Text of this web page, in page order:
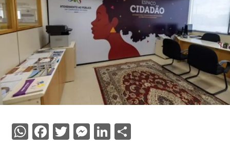
WhatsApp
Facebook
Twitter
Messenger
LinkedIn
Share